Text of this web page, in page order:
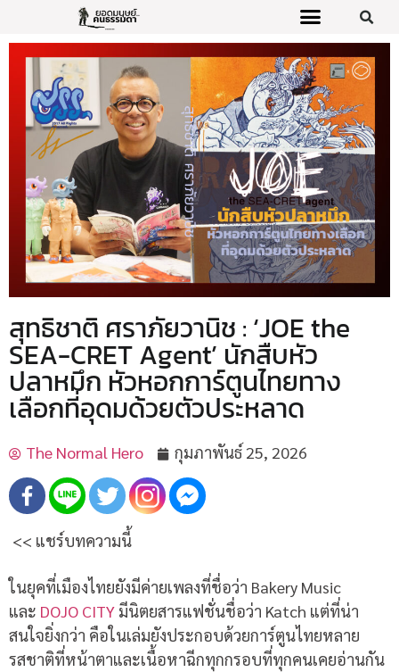
สุทธิชาติ ศราภัยวานิช : ‘JOE the
SEA-CRET Agent’ นักสืบหัว
ปลาหมึก หัวหอกการ์ตูนไทยทาง
เลือกที่อุดมด้วยตัวประหลาด
The Normal Hero กุมภาพันธ์ 25, 2026
<< แชร์บทความนี้
ในยุคที่เมืองไทยยังมีค่ายเพลงที่ชื่อว่า Bakery Music
และ DOJO CITY มีนิตยสารแฟชั่นชื่อว่า Katch แต่ที่น่า
สนใจยิ่งกว่า คือในเล่มยังประกอบด้วยการ์ตูนไทยหลาย
รสชาติที่หน้าตาและเนื้อหาฉีกทุกกรอบที่ทุกคนเคยอ่านกัน